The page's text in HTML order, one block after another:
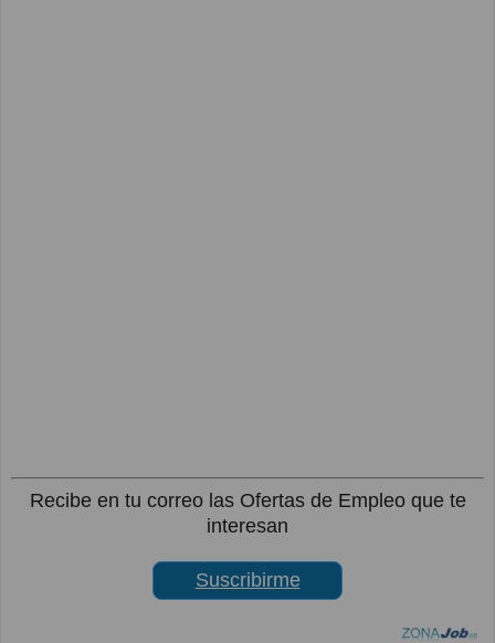
Recibe en tu correo las Ofertas de Empleo que te
interesan
Suscribirme